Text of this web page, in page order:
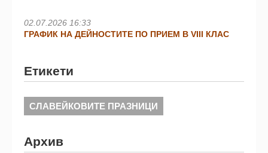
02.07.2026 16:33
ГРАФИК НА ДЕЙНОСТИТЕ ПО ПРИЕМ В VIII КЛАС
Етикети
СЛАВЕЙКОВИТЕ ПРАЗНИЦИ
Архив